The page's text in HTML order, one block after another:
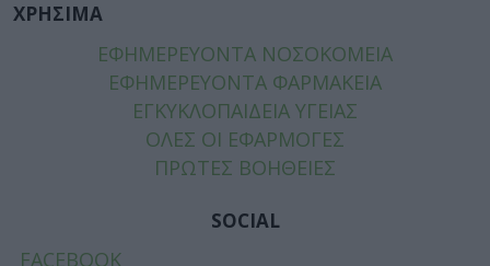
ΧΡΗΣΙΜΑ
ΕΦΗΜΕΡΕΥΟΝΤΑ ΝΟΣΟΚΟΜΕΙΑ
ΕΦΗΜΕΡΕΥΟΝΤΑ ΦΑΡΜΑΚΕΙΑ
ΕΓΚΥΚΛΟΠΑΙΔΕΙΑ ΥΓΕΙΑΣ
ΟΛΕΣ ΟΙ ΕΦΑΡΜΟΓΕΣ
ΠΡΩΤΕΣ ΒΟΗΘΕΙΕΣ
SOCIAL
FACEBOOK